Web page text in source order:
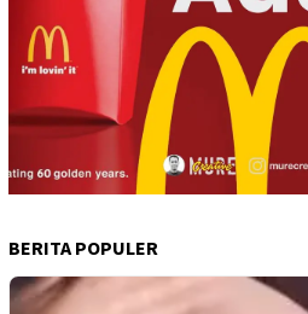
BERITA POPULER